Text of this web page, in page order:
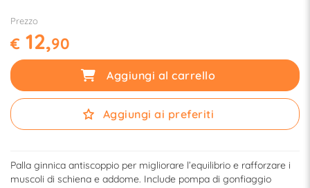
Prezzo
€ 12,90
Aggiungi al carrello
Aggiungi ai preferiti
Palla ginnica antiscoppio per migliorare l’equilibrio e rafforzare i
muscoli di schiena e addome. Include pompa di gonfiaggio